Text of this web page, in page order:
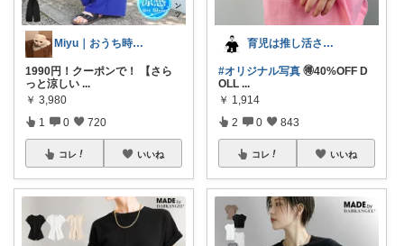
Miyu｜おうち時間の小さな幸せ🌸
1990円！クーポンで！ 【さら
っと涼しい ...
￥ 3,980
1 0 720
コレ いいね
育児は推し活さん(元育農さん)
#オリジナル写真 🉐40%OFF D
OLL ...
￥ 1,914
2 0 843
コレ いいね